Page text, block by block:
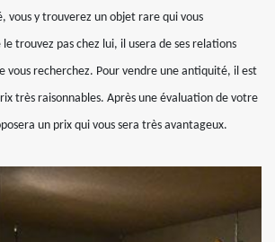
vous y trouverez un objet rare qui vous
le trouvez pas chez lui, il usera de ses relations
vous recherchez. Pour vendre une antiquité, il est
très raisonnables. Après une évaluation de votre
un prix qui vous sera très avantageux.